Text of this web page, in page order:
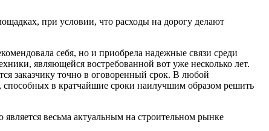
при условии, что расходы на дорогу делают
себя, но и приобрела надежные связи среди
являющейся востребованной вот уже несколько лет.
заказчику точно в оговоренный срок. В любой
в кратчайшие сроки наилучшим образом решить
весьма актуальным на строительном рынке